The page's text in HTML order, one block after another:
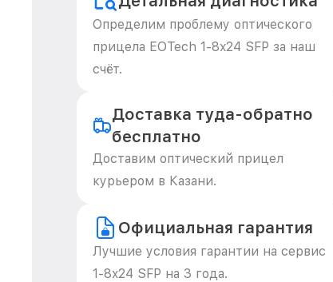
Определим проблему оптического
прицела EOTech 1-8x24 SFP за наш
счёт.
Доставка туда-обратно
бесплатно
Доставим оптический прицел
курьером в Казани.
Официальная гарантия
Лучшие условия гарантии на сервис
1-8x24 SFP на 3 года.